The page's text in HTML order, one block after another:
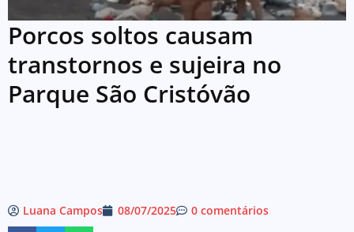
Porcos soltos causam
transtornos e sujeira no
Parque São Cristóvão
Luana Campos 08/07/2025 0 comentários